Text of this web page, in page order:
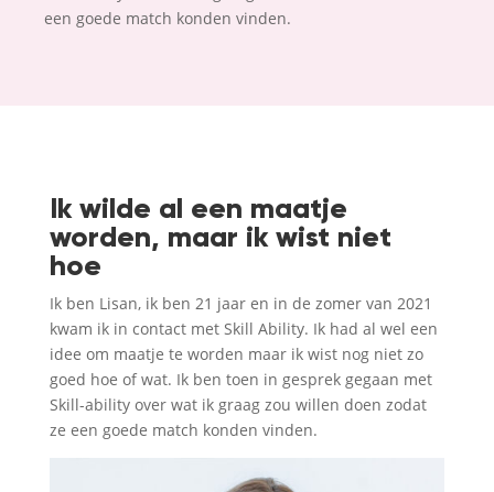
een goede match konden vinden.
Ik wilde al een maatje
worden, maar ik wist niet
hoe
Ik ben Lisan, ik ben 21 jaar en in de zomer van 2021
kwam ik in contact met Skill Ability. Ik had al wel een
idee om maatje te worden maar ik wist nog niet zo
goed hoe of wat. Ik ben toen in gesprek gegaan met
Skill-ability over wat ik graag zou willen doen zodat
ze een goede match konden vinden.